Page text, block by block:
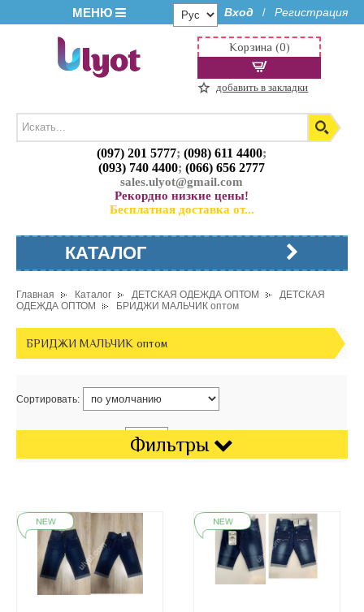
МЕНЮ Вход / Регистрация
(097) 201 5777;(098) 611 4400;
(093) 740 4400;(066) 656 2777
sales.ulyot@gmail.com
Рекордно низкие цены!
Бесплатная доставка от...
Корзина (0)
добавить в закладки
КАТАЛОГ
Главная Каталог ДЕТСКАЯ ОДЕЖДА ОПТОМ
ДЕТСКАЯ
ОДЕЖДА ОПТОМ
БРИДЖИ МАЛЬЧИК оптом
Фильтры
БРИДЖИ МАЛЬЧИК оптом
Сортировать: